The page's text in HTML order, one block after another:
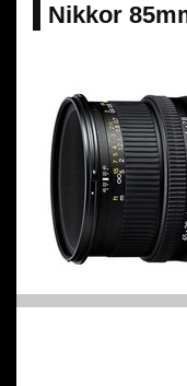
Nikkor